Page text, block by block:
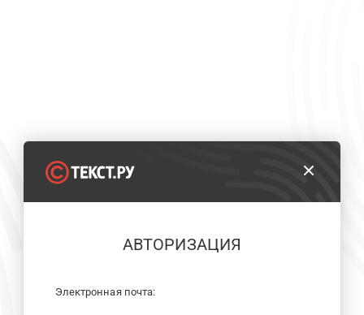
АВТОРИЗАЦИЯ
Электронная почта: